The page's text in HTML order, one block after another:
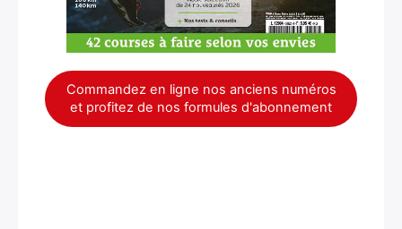
Commandez en ligne nos anciens numéros
et profitez de nos formules d'abonnement